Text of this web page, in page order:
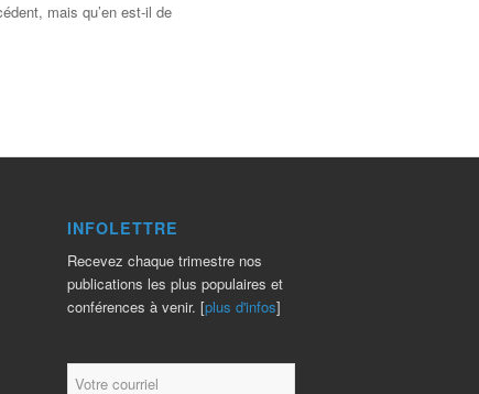
mais qu’en est-il de
INFOLETTRE
Recevez chaque trimestre nos
publications les plus populaires et
conférences à venir. [plus d'infos]